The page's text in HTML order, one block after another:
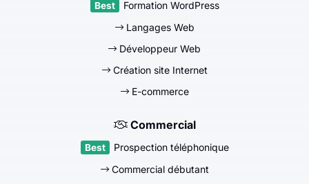
Formation WordPress
Langages Web
Développeur Web
Création site Internet
E-commerce
Commercial
Prospection téléphonique
Commercial débutant